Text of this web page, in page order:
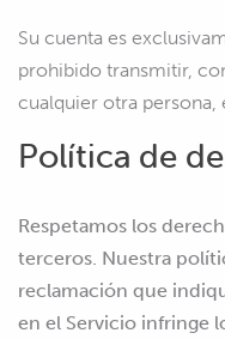
Su cuenta es
prohibido transmitir,
cualquier otra persona,
Política de
Respetamos los
terceros. Nuestra
reclamación que
en el Servicio infringe